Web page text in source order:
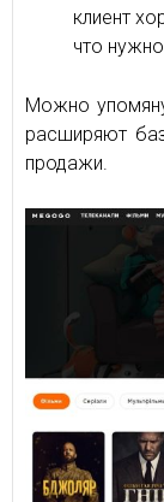
клиент
что
Можно
расширяют
продажи.